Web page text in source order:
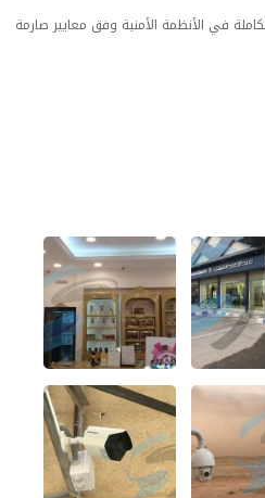
في الأنظمة الأمنية وفق معايير صارمة